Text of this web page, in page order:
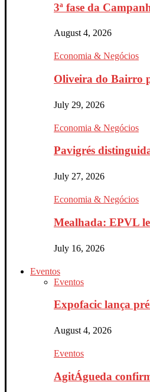
3ª fase da
August 4, 2026
Economia & Negócios
Oliveira do Bairro
July 29, 2026
Economia & Negócios
Pavigrés
July 27, 2026
Economia & Negócios
Mealhada: EPVL
July 16, 2026
Eventos
Eventos
Expofacic lança
August 4, 2026
Eventos
AgitÁgueda